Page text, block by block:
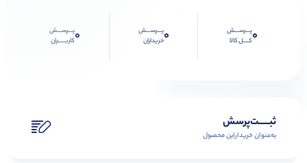
0پـــرســـش
کــــل کالا
0پـــرســـش
خریداران
0پـــرســـش
کاربـــــران
ثبـــــت‌پرسش
به‌عنوان ‌خریدار‌این‌ محصول